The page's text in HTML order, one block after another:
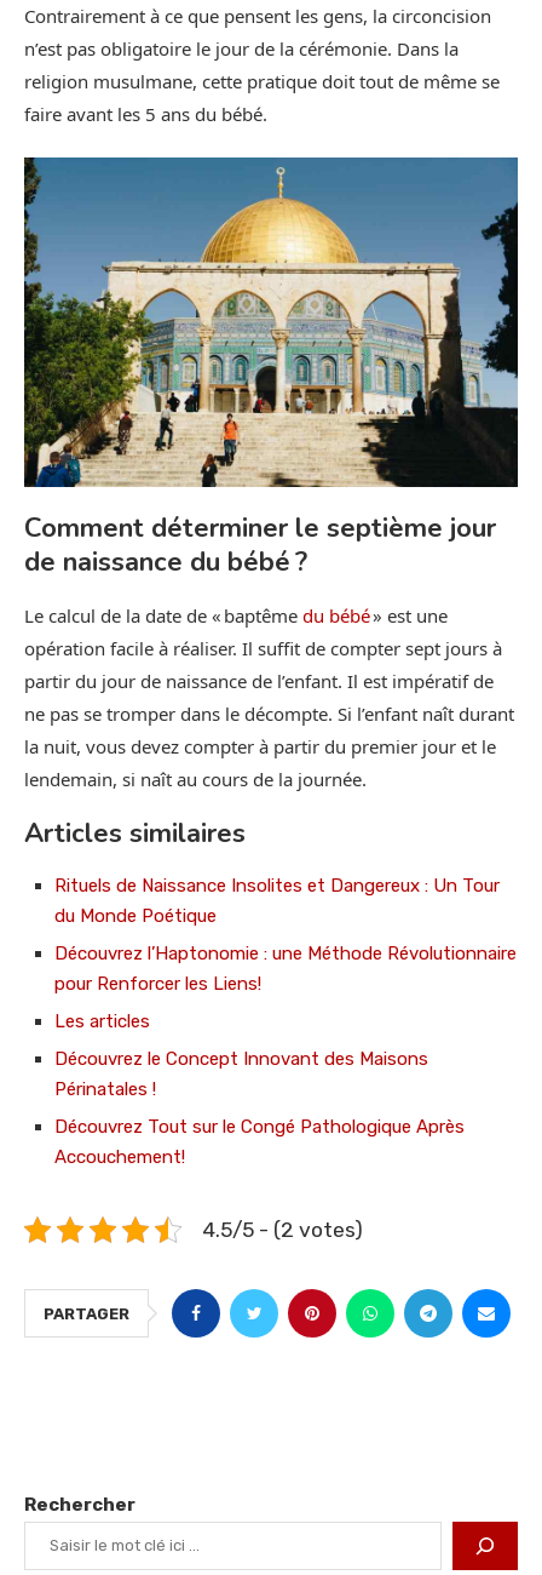
Contrairement à ce que pensent les gens, la circoncision
n’est pas obligatoire le jour de la cérémonie. Dans la
religion musulmane, cette pratique doit tout de même se
faire avant les 5 ans du bébé.
Comment déterminer le septième jour
de naissance du bébé ?
Le calcul de la date de « baptême du bébé» est une
opération facile à réaliser. Il suffit de compter sept jours à
partir du jour de naissance de l’enfant. Il est impératif de
ne pas se tromper dans le décompte. Si l’enfant naît durant
la nuit, vous devez compter à partir du premier jour et le
lendemain, si naît au cours de la journée.
Articles similaires
Rituels de Naissance Insolites et Dangereux : Un Tour
du Monde Poétique
Découvrez l’Haptonomie : une Méthode Révolutionnaire
pour Renforcer les Liens!
Les articles
Découvrez le Concept Innovant des Maisons
Périnatales !
Découvrez Tout sur le Congé Pathologique Après
Accouchement!
4.5/5 - (2 votes)
PARTAGER
Rechercher